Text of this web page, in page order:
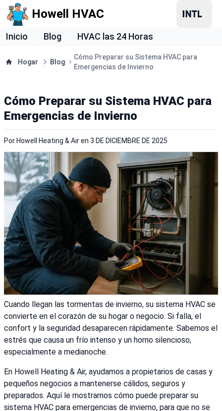
Howell HVAC
Inicio Blog HVAC las 24 Horas
Hogar Blog
Cómo Preparar su Sistema HVAC para
Emergencias de Invierno
Cómo Preparar su Sistema HVAC para
Emergencias de Invierno
Por Howell Heating & Airen 3 DE DICIEMBRE DE 2025
Cuando llegan las tormentas de invierno, su sistema HVAC se
convierte en el corazón de su hogar o negocio. Si falla, el
confort y la seguridad desaparecen rápidamente. Sabemos el
estrés que causa un frío intenso y un horno silencioso,
especialmente a medianoche.
En Howell Heating & Air, ayudamos a propietarios de casas y
pequeños negocios a mantenerse cálidos, seguros y
preparados. Aquí le mostramos cómo puede preparar su
sistema HVAC para emergencias de invierno, para que no se